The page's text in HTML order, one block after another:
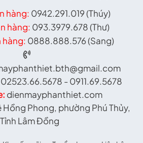
hàng: 0942.291.019 (Thúy)
hàng: 093.3979.678 (Thư)
hàng: 0888.888.576 (Sang)
02523.66.5678 - 0911.69.5678
dienmayphanthiet.com
Hồng Phong, phường Phú Thủy,
Tỉnh Lâm Đồng